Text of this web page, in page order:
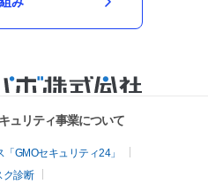
ュリティ事業について
GMOセキュリティ24」
ク診断